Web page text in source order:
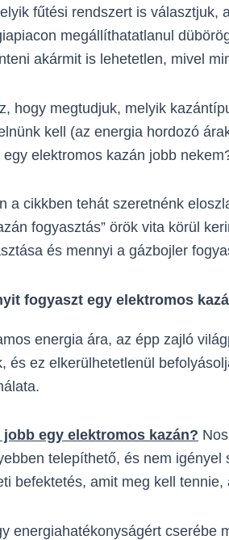
fűtési rendszert is választjuk,
megállíthatatlanul
akármit is lehetetlen, mivel
hogy megtudjuk, melyik
kell (az energia hordozó
egy elektromos kazán jobb
a cikkben tehát szeretnénk
fogyasztás” örök vita körül
és mennyi a gázbojler
fogyaszt egy elektromos
energia ára, az épp zajló
és ez elkerülhetetlenül
jobb egy elektromos kazán?
telepíthető, és nem
befektetés, amit meg kell tennie,
energiahatékonyságért cserébe